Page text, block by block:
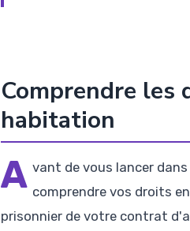
Comprendre les
habitation
A vant de vous lancer
comprendre vos droits
prisonnier de votre contrat